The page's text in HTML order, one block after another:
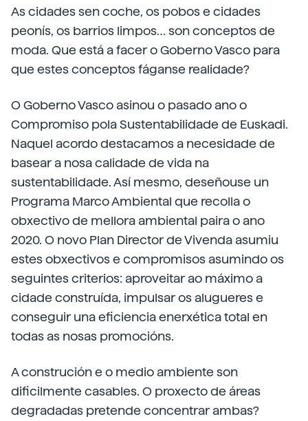
As cidades sen coche, os pobos e cidades
peonís, os barrios limpos… son conceptos de
moda. Que está a facer o Goberno Vasco para
que estes conceptos fáganse realidade?
O Goberno Vasco asinou o pasado ano o
Compromiso pola Sustentabilidade de Euskadi.
Naquel acordo destacamos a necesidade de
basear a nosa calidade de vida na
sustentabilidade. Así mesmo, deseñouse un
Programa Marco Ambiental que recolla o
obxectivo de mellora ambiental paira o ano
2020. O novo Plan Director de Vivenda asumiu
estes obxectivos e compromisos asumindo os
seguintes criterios: aproveitar ao máximo a
cidade construída, impulsar os alugueres e
conseguir una eficiencia enerxética total en
todas as nosas promocións.
A construción e o medio ambiente son
dificilmente casables. O proxecto de áreas
degradadas pretende concentrar ambas?